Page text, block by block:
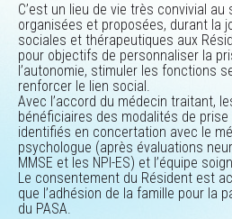
C’est un lieu de vie très convivial
organisées et proposées, durant la
sociales et thérapeutiques aux
pour objectifs de personnaliser la
l’autonomie, stimuler les fonctions
renforcer le lien social.
Avec l’accord du médecin traitant,
bénéficiaires des modalités de
identifiés en concertation avec le
psychologue (après évaluations
MMSE et les NPI-ES) et l’équipe
Le consentement du Résident est
que l’adhésion de la famille pour la
du PASA.